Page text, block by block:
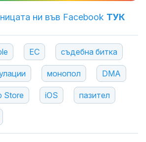
ни във Facebook ТУК
ЕС съдебна битка
монопол DMA
Store iOS пазител